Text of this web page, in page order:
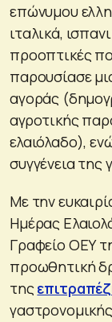
επώνυμου
ιταλικά,
προοπτικές
παρουσίασε
αγοράς
αγροτικής
ελαιόλαδο),
συγγένεια
Με την
Ημέρας
Γραφείο ΟΕΥ
προωθητική
της